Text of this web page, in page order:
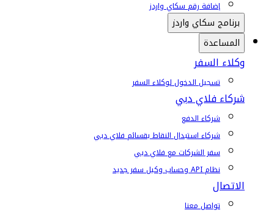
إضافة رقم سكاي واردز
برنامج سكاي واردز
المساعدة
وكلاء السفر
تسجيل الدخول لوكلاء السفر
شركاء فلاي دبي
شركاء الدفع
شركاء استبدال النقاط بقسائم فلاي دبي
سفر الشركات مع فلاي دبي
نظام API وحساب وكيل سفر جديد
الاتصال
تواصل معنا